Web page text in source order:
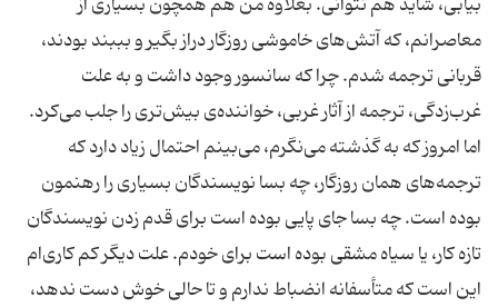
معاصرانم، که آتش‌های خاموشی روزگار دراز بگیر و بببند بودند،
قربانی ترجمه شدم. چرا که سانسور وجود داشت و به علت
غرب‌زدگی، ترجمه از آثار غربی، خواننده‌ی بیش‌تری را جلب می‌کرد.
اما امروز که به گذشته می‌نگرم، می‌بینم احتمال زیاد دارد که
ترجمه‌های همان روزگار، چه بسا نویسندگان بسیاری را رهنمون
بوده است. چه بسا جای پایی بوده است برای قدم زدن نویسندگان
تازه کار، یا سیاه مشقی بوده است برای خودم. علت دیگر کم کاری‌ام
این است که متأسفانه انضباط ندارم و تا حالی خوش دست ندهد،